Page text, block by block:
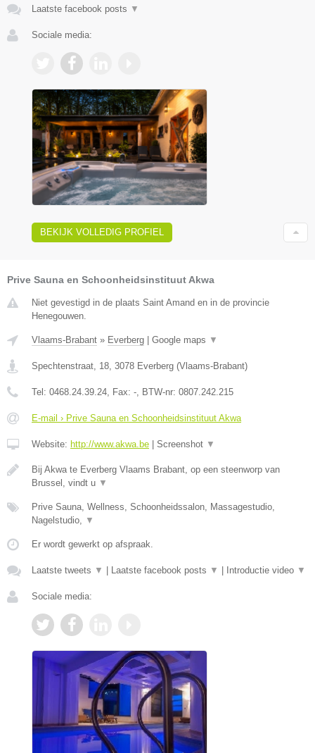
Laatste facebook posts ▼
Sociale media:
BEKIJK VOLLEDIG PROFIEL
Prive Sauna en Schoonheidsinstituut Akwa
Niet gevestigd in de plaats Saint Amand en in de provincie
Henegouwen.
Vlaams-Brabant » Everberg Google maps ▼
Spechtenstraat, 18, 3078 Everberg (Vlaams-Brabant)
Tel: 0468.24.39.24, Fax: -, BTW-nr: 0807.242.215
E-mail › Prive Sauna en Schoonheidsinstituut Akwa
Website: http://www.akwa.be Screenshot ▼
Bij Akwa te Everberg Vlaams Brabant, op een steenworp van
Brussel, vindt u ▼
Prive Sauna, Wellness, Schoonheidssalon, Massagestudio,
Nagelstudio, ▼
Er wordt gewerkt op afspraak.
Laatste tweets ▼ Laatste facebook posts ▼ Introductie video ▼
Sociale media: